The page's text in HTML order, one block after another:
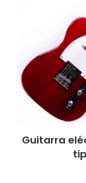
Guitarra